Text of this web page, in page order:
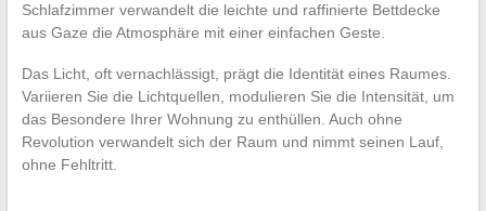
Schlafzimmer verwandelt die leichte und raffinierte Bettdecke
aus Gaze die Atmosphäre mit einer einfachen Geste.
Das Licht, oft vernachlässigt, prägt die Identität eines Raumes.
Variieren Sie die Lichtquellen, modulieren Sie die Intensität, um
das Besondere Ihrer Wohnung zu enthüllen. Auch ohne
Revolution verwandelt sich der Raum und nimmt seinen Lauf,
ohne Fehltritt.